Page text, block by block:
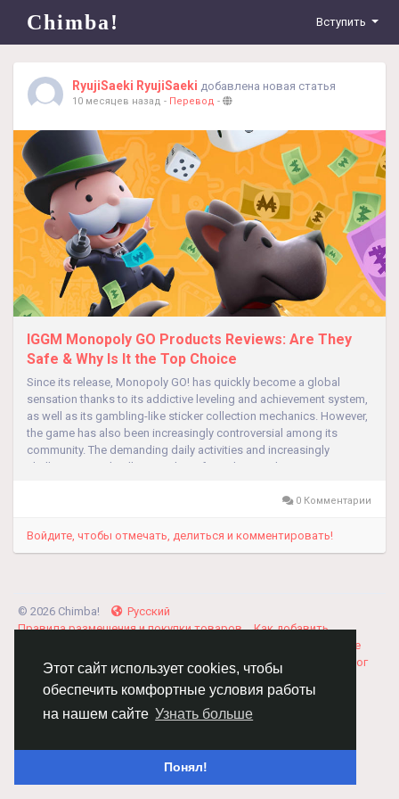
Этот сайт использует cookies, чтобы
обеспечить комфортные условия работы
на нашем сайте Узнать больше
Понял!
Chimba! Вступить
RyujiSaeki RyujiSaeki добавлена новая статья
10 месяцев назад - Перевод -
IGGM Monopoly GO Products Reviews: Are They
Safe & Why Is It the Top Choice
Since its release, Monopoly GO! has quickly become a global
sensation thanks to its addictive leveling and achievement system,
as well as its gambling-like sticker collection mechanics. However,
the game has also been increasingly controversial among its
community. The demanding daily activities and increasingly
challenging card collections have forced more players to resort to
0 Комментарии
Войдите, чтобы отмечать, делиться и комментировать!
© 2026 Chimba!
Русский
Правила размещения и покупки товаров
Как добавить
Соглашение
Политика Конфиденциальности
Свяжитесь с нами Каталог